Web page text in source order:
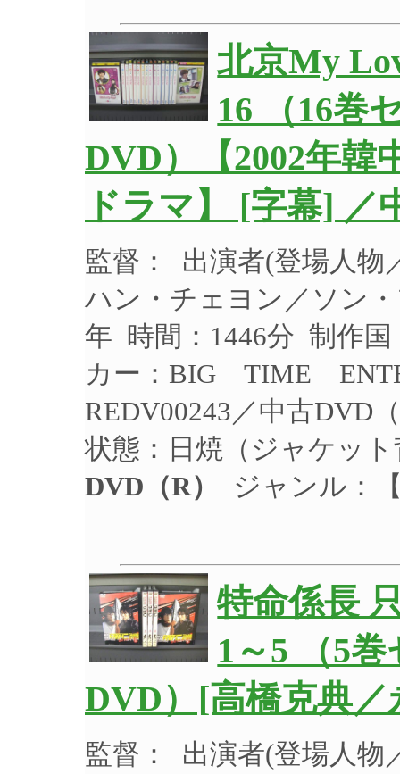
北京My
16 （16巻
DVD）【2002年韓
ドラマ】 [字幕] ／
監督： 出演者(登場人物
ハン・チェヨン／ソン
年 時間：1446分 制作
カー：BIG TIME
REDV00243／中古DVD
状態：日焼（ジャケッ
DVD（R）
ジャンル：
特命係長
1～5 （5
DVD）[高橋克典
監督： 出演者(登場人物